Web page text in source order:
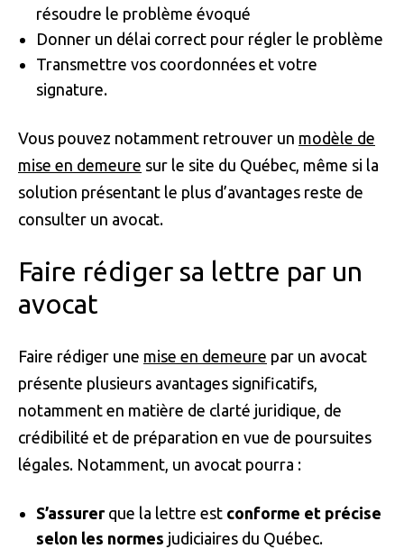
résoudre le problème évoqué
Donner un délai correct pour régler le problème
Transmettre vos coordonnées et votre
signature.
Vous pouvez notamment retrouver un modèle de
mise en demeure sur le site du Québec, même si la
solution présentant le plus d’avantages reste de
consulter un avocat.
Faire rédiger sa lettre par un
avocat
Faire rédiger une mise en demeure par un avocat
présente plusieurs avantages significatifs,
notamment en matière de clarté juridique, de
crédibilité et de préparation en vue de poursuites
légales. Notamment, un avocat pourra :
S’assurer que la lettre est conforme et précise
selon les normes judiciaires du Québec.